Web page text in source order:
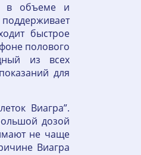
в объеме и
быстрое
полового
из всех
для
Виагра”.
дозой
не чаще
Виагра